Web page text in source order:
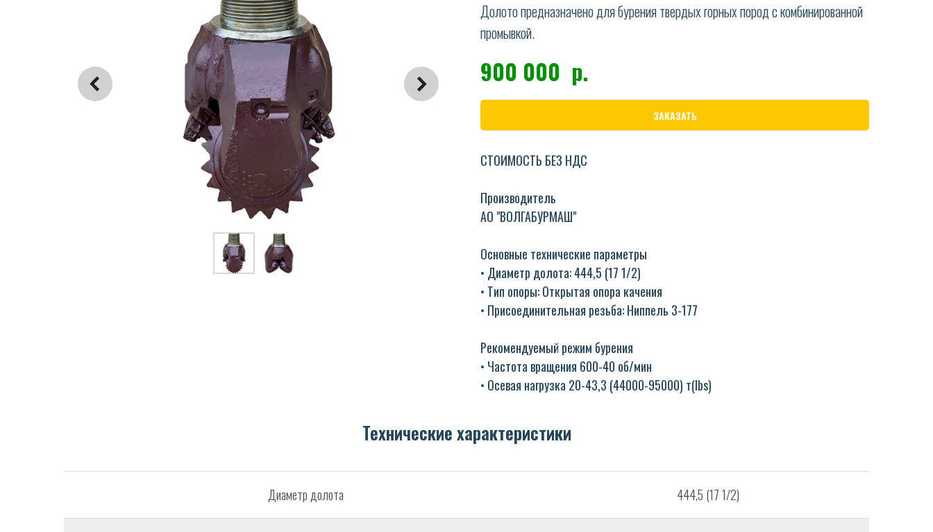
Долото предназначено для бурения твердых горных пород с комбинированной
промывкой.
900 000 р.
ЗАКАЗАТЬ
СТОИМОСТЬ БЕЗ НДС
Производитель
АО "ВОЛГАБУРМАШ"
Основные технические параметры
• Диаметр долота: 444,5 (17 1/2)
• Тип опоры: Открытая опора качения
• Присоединительная резьба: Ниппель 3-177
Рекомендуемый режим бурения
• Частота вращения 600-40 об/мин
• Осевая нагрузка 20-43,3 (44000-95000) т(lbs)
Технические характеристики
Диаметр долота 444,5 (17 1/2)